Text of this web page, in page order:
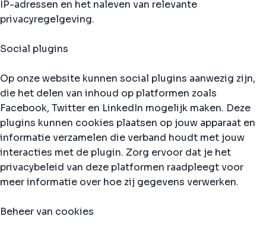
IP-adressen en het naleven van relevante
privacyregelgeving.
Social plugins
Op onze website kunnen social plugins aanwezig zijn,
die het delen van inhoud op platformen zoals
Facebook, Twitter en LinkedIn mogelijk maken. Deze
plugins kunnen cookies plaatsen op jouw apparaat en
informatie verzamelen die verband houdt met jouw
interacties met de plugin. Zorg ervoor dat je het
privacybeleid van deze platformen raadpleegt voor
meer informatie over hoe zij gegevens verwerken.
Beheer van cookies